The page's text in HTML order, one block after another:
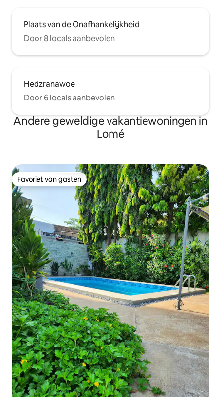
Plaats van de Onafhankelijkheid
Door 8 locals aanbevolen
Hedzranawoe
Door 6 locals aanbevolen
Andere geweldige vakantiewoningen in
Lomé
Favoriet van gasten
Favoriet van gasten